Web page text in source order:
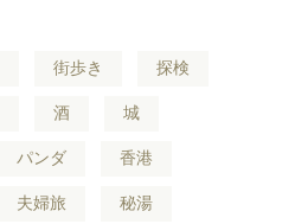
街歩き 探検
酒 城
パンダ 香港
夫婦旅 秘湯